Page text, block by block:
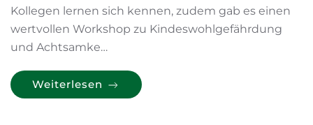
Kollegen lernen sich kennen, zudem gab es einen
wertvollen Workshop zu Kindeswohlgefährdung
und Achtsamke…
Weiterlesen